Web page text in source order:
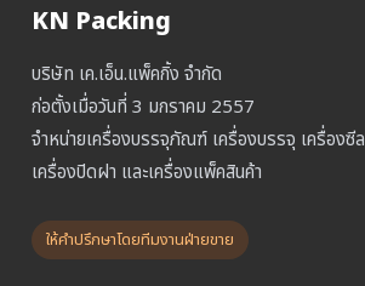
KN Packing
บริษัท เค.เอ็น.แพ็คกิ้ง จำกัด
ก่อตั้งเมื่อวันที่ 3 มกราคม 2557
จำหน่ายเครื่องบรรจุภัณฑ์ เครื่องบรรจุ เครื่องซีล
เครื่องปิดฝา และเครื่องแพ็คสินค้า
ให้คำปรึกษาโดยทีมงานฝ่ายขาย